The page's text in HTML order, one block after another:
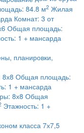
84.8 м2 Жилая
Комнат: 3 от
Общая площадь:
1 + мансарда
8х8 Общая площадь:
1 + мансарда
8х8 Общая
Этажность: 1 +